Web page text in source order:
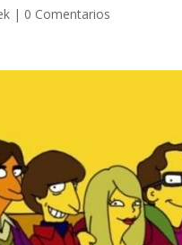
| 0 Comentarios